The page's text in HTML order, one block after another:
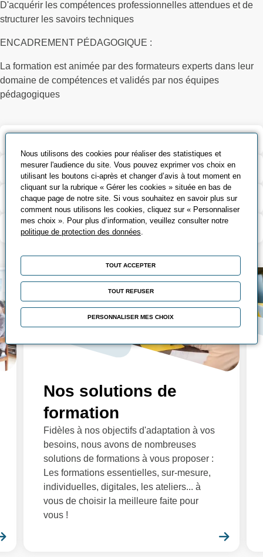
D'acquérir les compétences professionnelles attendues et de
structurer les savoirs techniques
ENCADREMENT PÉDAGOGIQUE :
La formation est animée par des formateurs experts dans leur
domaine de compétences et validés par nos équipes
pédagogiques
Outils pédagogiques
Contenu de la formation
Modalité d’évaluation
Nos solutions de
formation
Fidèles à nos objectifs d'adaptation à vos
besoins, nous avons de nombreuses
solutions de formations à vous proposer :
Les formations essentielles, sur-mesure,
individuelles, digitales, les ateliers... à
vous de choisir la meilleure faite pour
vous !
Nous utilisons des cookies pour réaliser des statistiques et
mesurer l'audience du site. Vous pouvez exprimer vos choix en
utilisant les boutons ci-après et changer d’avis à tout moment en
cliquant sur la rubrique « Gérer les cookies » située en bas de
chaque page de notre site. Si vous souhaitez en savoir plus sur
comment nous utilisons les cookies, cliquez sur « Personnaliser
mes choix ». Pour plus d’information, veuillez consulter notre
politique de protection des données
TOUT ACCEPTER
TOUT REFUSER
PERSONNALISER MES CHOIX